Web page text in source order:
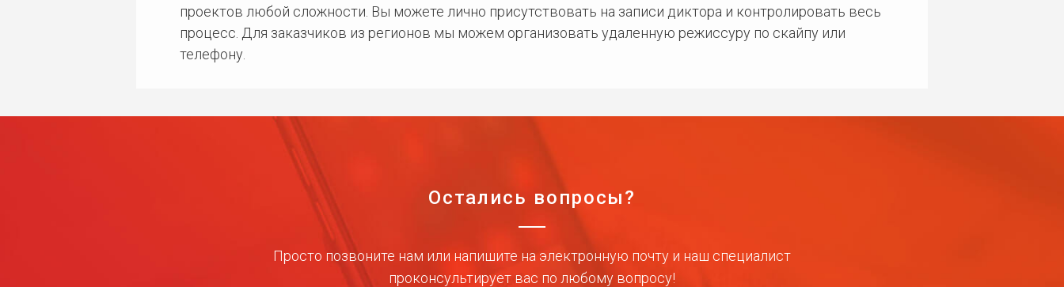
проектов любой сложности. Вы можете лично присутствовать на записи диктора и контролировать весь
процесс. Для заказчиков из регионов мы можем организовать удаленную режиссуру по скайпу или
телефону.
Остались вопросы?
Просто позвоните нам или напишите на электронную почту и наш специалист
проконсультирует вас по любому вопросу!